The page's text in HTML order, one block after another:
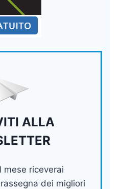
ALLA
mese riceverai
dei migliori